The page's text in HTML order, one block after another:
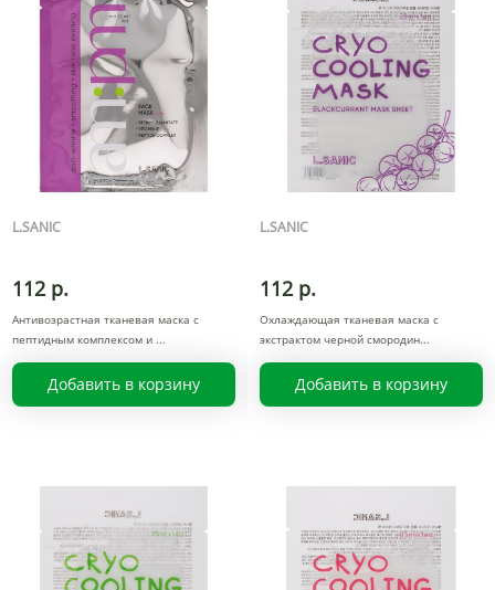
L.SANIC
112 р.
Антивозрастная тканевая маска с
пептидным комплексом и
Добавить в корзину
L.SANIC
112 р.
Охлаждающая тканевая маска с
экстрактом черной смородин
Добавить в корзину